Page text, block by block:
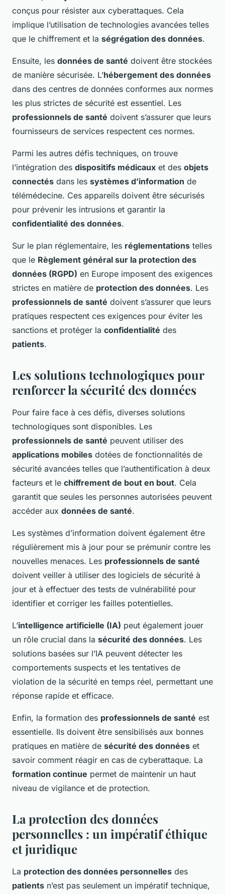
conçus pour résister aux cyberattaques. Cela
implique l’utilisation de technologies avancées telles
que le chiffrement et la ségrégation des données.
Ensuite, les données de santé doivent être stockées
de manière sécurisée. L’hébergement des données
dans des centres de données conformes aux normes
les plus strictes de sécurité est essentiel. Les
professionnels de santé doivent s’assurer que leurs
fournisseurs de services respectent ces normes.
Parmi les autres défis techniques, on trouve
l’intégration des dispositifs médicaux et des objets
connectés dans les systèmes d’information de
télémédecine. Ces appareils doivent être sécurisés
pour prévenir les intrusions et garantir la
confidentialité des données.
Sur le plan réglementaire, les réglementations telles
que le Règlement général sur la protection des
données (RGPD) en Europe imposent des exigences
strictes en matière de protection des données. Les
professionnels de santé doivent s’assurer que leurs
pratiques respectent ces exigences pour éviter les
sanctions et protéger la confidentialité des
patients.
Les solutions technologiques pour
renforcer la sécurité des données
Pour faire face à ces défis, diverses solutions
technologiques sont disponibles. Les
professionnels de santé peuvent utiliser des
applications mobiles dotées de fonctionnalités de
sécurité avancées telles que l’authentification à deux
facteurs et le chiffrement de bout en bout. Cela
garantit que seules les personnes autorisées peuvent
accéder aux données de santé.
Les systèmes d’information doivent également être
régulièrement mis à jour pour se prémunir contre les
nouvelles menaces. Les professionnels de santé
doivent veiller à utiliser des logiciels de sécurité à
jour et à effectuer des tests de vulnérabilité pour
identifier et corriger les failles potentielles.
L’intelligence artificielle (IA) peut également jouer
un rôle crucial dans la sécurité des données. Les
solutions basées sur l’IA peuvent détecter les
comportements suspects et les tentatives de
violation de la sécurité en temps réel, permettant une
réponse rapide et efficace.
Enfin, la formation des professionnels de santé est
essentielle. Ils doivent être sensibilisés aux bonnes
pratiques en matière de sécurité des données et
savoir comment réagir en cas de cyberattaque. La
formation continue permet de maintenir un haut
niveau de vigilance et de protection.
La protection des données
personnelles : un impératif éthique
et juridique
La protection des données personnelles des
patients n’est pas seulement un impératif technique,